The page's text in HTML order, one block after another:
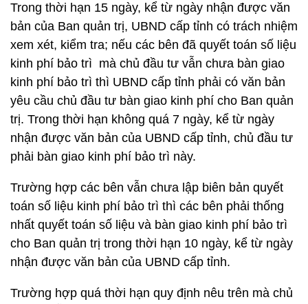
Trong thời hạn 15 ngày, kể từ ngày nhận được văn
bản của Ban quản trị, UBND cấp tỉnh có trách nhiệm
xem xét, kiểm tra; nếu các bên đã quyết toán số liệu
kinh phí bảo trì mà chủ đầu tư vẫn chưa bàn giao
kinh phí bảo trì thì UBND cấp tỉnh phải có văn bản
yêu cầu chủ đầu tư bàn giao kinh phí cho Ban quản
trị. Trong thời hạn không quá 7 ngày, kể từ ngày
nhận được văn bản của UBND cấp tỉnh, chủ đầu tư
phải bàn giao kinh phí bảo trì này.
Trường hợp các bên vẫn chưa lập biên bản quyết
toán số liệu kinh phí bảo trì thì các bên phải thống
nhất quyết toán số liệu và bàn giao kinh phí bảo trì
cho Ban quản trị trong thời hạn 10 ngày, kể từ ngày
nhận được văn bản của UBND cấp tỉnh.
Trường hợp quá thời hạn quy định nêu trên mà chủ